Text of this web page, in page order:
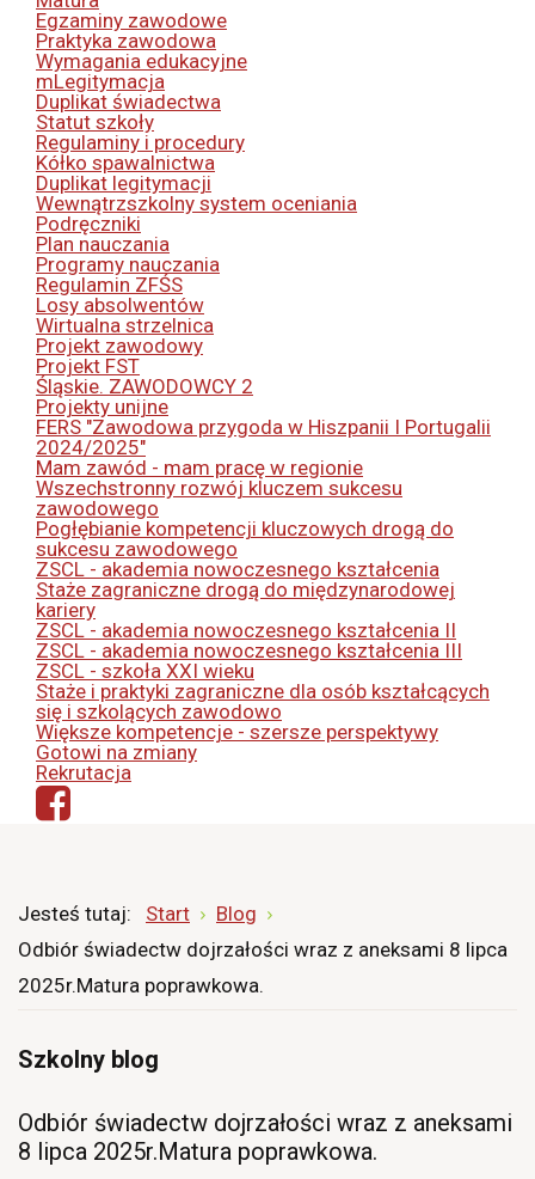
Egzaminy zawodowe
Praktyka zawodowa
Wymagania edukacyjne
mLegitymacja
Duplikat świadectwa
Statut szkoły
Regulaminy i procedury
Kółko spawalnictwa
Duplikat legitymacji
Wewnątrzszkolny system oceniania
Podręczniki
Plan nauczania
Programy nauczania
Regulamin ZFŚS
Losy absolwentów
Wirtualna strzelnica
Projekt zawodowy
Projekt FST
Śląskie. ZAWODOWCY 2
Projekty unijne
FERS "Zawodowa przygoda w Hiszpanii I Portugalii
2024/2025"
Mam zawód - mam pracę w regionie
Wszechstronny rozwój kluczem sukcesu
zawodowego
Pogłębianie kompetencji kluczowych drogą do
sukcesu zawodowego
ZSCL - akademia nowoczesnego kształcenia
Staże zagraniczne drogą do międzynarodowej
kariery
ZSCL - akademia nowoczesnego kształcenia II
ZSCL - akademia nowoczesnego kształcenia III
ZSCL - szkoła XXI wieku
Staże i praktyki zagraniczne dla osób kształcących
się i szkolących zawodowo
Większe kompetencje - szersze perspektywy
Gotowi na zmiany
Rekrutacja
Jesteś tutaj: Start
Blog
Odbiór świadectw dojrzałości wraz z aneksami 8 lipca
2025r.Matura poprawkowa.
Szkolny blog
Odbiór świadectw dojrzałości wraz z aneksami
8 lipca 2025r.Matura poprawkowa.